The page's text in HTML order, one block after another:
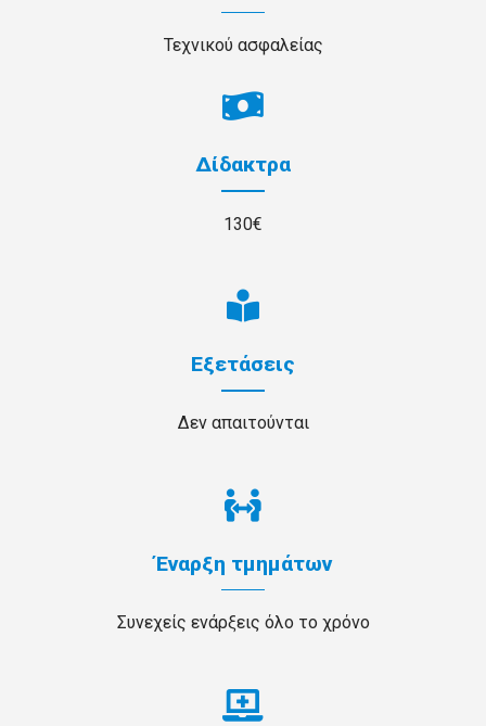
Τεχνικού ασφαλείας
Δίδακτρα
130€
Εξετάσεις
Δεν απαιτούνται
Έναρξη τμημάτων
Συνεχείς ενάρξεις όλο το χρόνο